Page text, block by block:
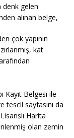
denk gelen
alınan belge,
çok yapının
kat
Kayıt Belgesi ile
sayfasını da
Harita
olan zemin